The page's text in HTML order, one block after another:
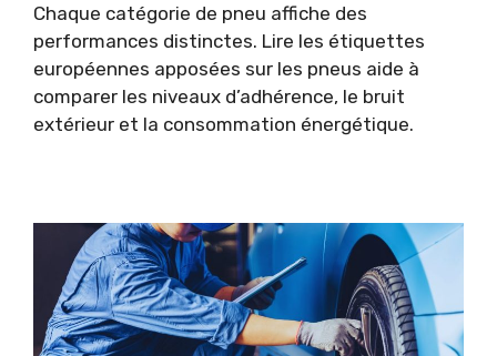
Chaque catégorie de pneu affiche des
performances distinctes. Lire les étiquettes
européennes apposées sur les pneus aide à
comparer les niveaux d’adhérence, le bruit
extérieur et la consommation énergétique.